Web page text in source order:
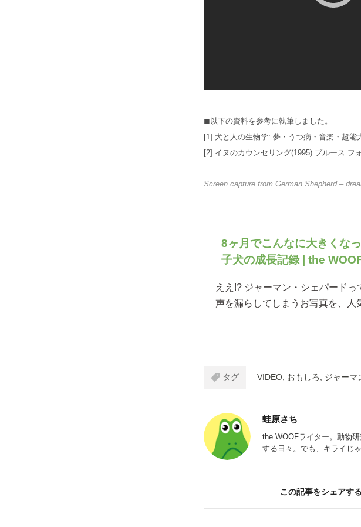
◼︎以下の資料を参考に執筆しました。
[1] 犬と人の生物学: 夢・うつ病・音楽・超
[2] イヌのカウンセリング(1995) ブルース フ
Screen capture from German Shepherd –
8ヶ月でこんなに大きくな
子犬の成長記録 | the
ええ!? ジャーマン・シェパード
声を漏らしてしまうお写真を、人
タグ VIDEO, おもしろ, ジャーマ
蛙原さち
the WOOFライター。動物
する日々。でも、キライじ
この記事をシェアする